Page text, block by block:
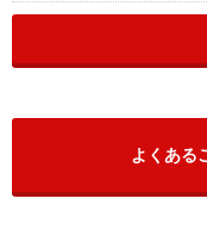
よくある